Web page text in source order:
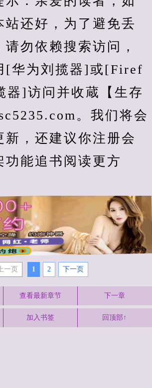
站还好，为了避免丢
勿依赖搜索访问，
[华为刘揽器]或[Firef
器]访问并收蔵【生存
。我们将会
新，还建议你注册会
功能追书阅读更方
一页 1 2 下一页
查看最新章节 下一章
加入书签 回顶部↑